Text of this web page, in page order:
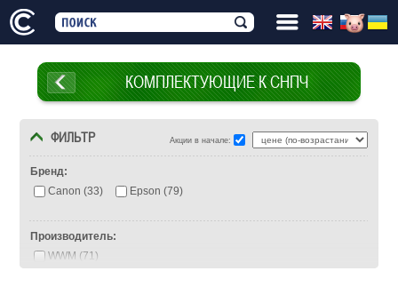
КОМПЛЕКТУЮЩИЕ К СНПЧ
ФИЛЬТР Акции в начале:
Бренд:
Canon (33)
Epson (79)
Производитель:
WWM (71)